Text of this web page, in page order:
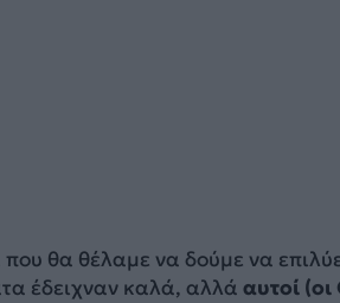
που θα θέλαμε να δούμε να
έδειχναν καλά, αλλά αυτοί